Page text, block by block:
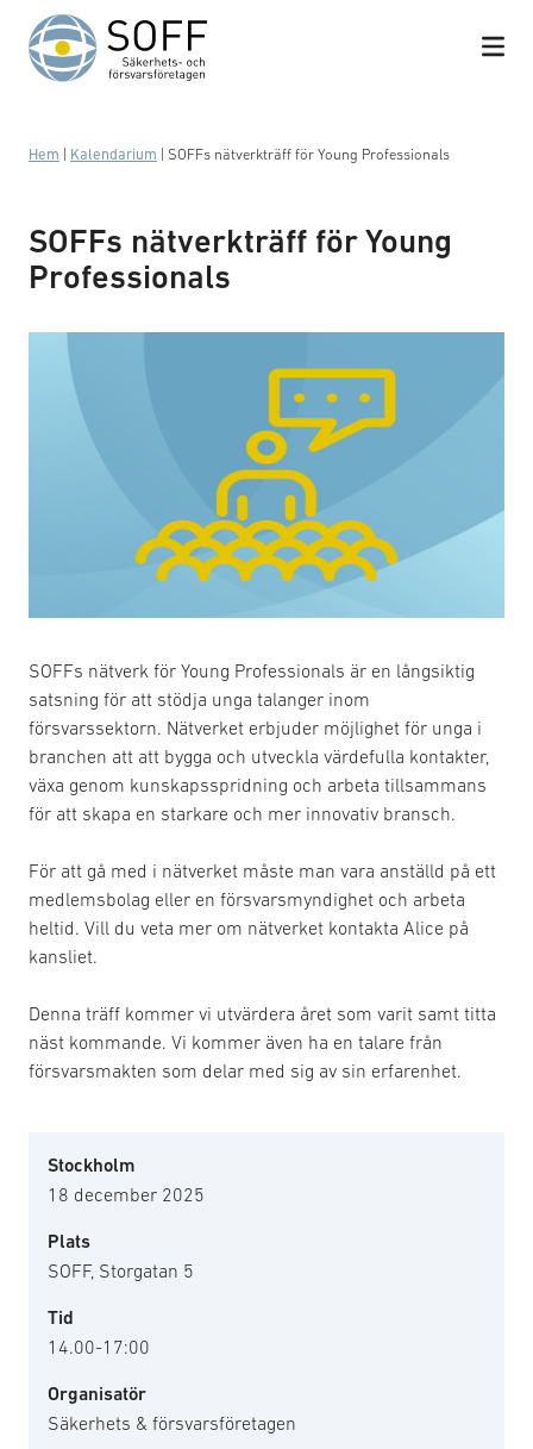
Hoppa till innehåll
Hem Kalendarium SOFFs nätverkträff för Young Professionals
SOFFs nätverkträff för Young
Professionals
SOFFs nätverk för Young Professionals är en långsiktig
satsning för att stödja unga talanger inom
försvarssektorn. Nätverket erbjuder möjlighet för unga i
branchen att att bygga och utveckla värdefulla kontakter,
växa genom kunskapsspridning och arbeta tillsammans
för att skapa en starkare och mer innovativ bransch.
För att gå med i nätverket måste man vara anställd på ett
medlemsbolag eller en försvarsmyndighet och arbeta
heltid. Vill du veta mer om nätverket kontakta Alice på
kansliet.
Denna träff kommer vi utvärdera året som varit samt titta
näst kommande. Vi kommer även ha en talare från
försvarsmakten som delar med sig av sin erfarenhet.
Stockholm
18 december 2025
Plats
SOFF, Storgatan 5
Tid
14.00-17:00
Organisatör
Säkerhets & försvarsföretagen